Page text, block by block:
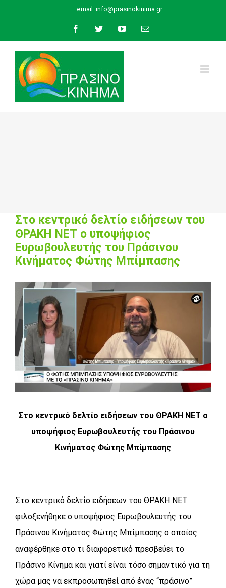
content
email: info@prasinokinima.gr
FacebookTwitterYouTubeEmail
Στο κεντρικό δελτίο ειδήσεων του
ΘΡΑΚΗ ΝΕΤ ο υποψήφιος
Ευρωβουλευτής του Πράσινου
Κινήματος Φώτης Μπίμπασης
View
Larger
Image
Στο κεντρικό δελτίο ειδήσεων του ΘΡΑΚΗ ΝΕΤ ο
υποψήφιος Ευρωβουλευτής του Πράσινου
Κινήματος Φώτης Μπίμπασης
Στο κεντρικό δελτίο ειδήσεων του ΘΡΑΚΗ ΝΕΤ
φιλοξενήθηκε ο υποψήφιος Ευρωβουλευτής του
Πράσινου Κινήματος Φώτης Μπίμπασης ο οποίος
αναφέρθηκε στο τι διαφορετικό πρεσβεύει το
Πράσινο Κίνημα και γιατί είναι τόσο σημαντικό για τη
χώρα μας να εκπροσωπηθεί από ένας “πράσινο”